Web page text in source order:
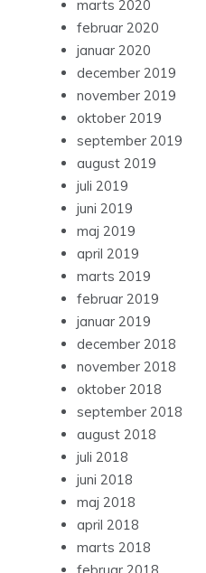
marts 2020
februar 2020
januar 2020
december 2019
november 2019
oktober 2019
september 2019
august 2019
juli 2019
juni 2019
maj 2019
april 2019
marts 2019
februar 2019
januar 2019
december 2018
november 2018
oktober 2018
september 2018
august 2018
juli 2018
juni 2018
maj 2018
april 2018
marts 2018